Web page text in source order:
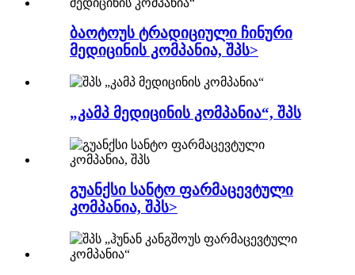
ბაოტოუს ტრადიციული ჩინური
მედიცინის კომპანია, შპს>
„კამპ მედიცინის კომპანია“, შპს
გუანქსი სანტო ფარმაცევტული
კომპანია, შპს>